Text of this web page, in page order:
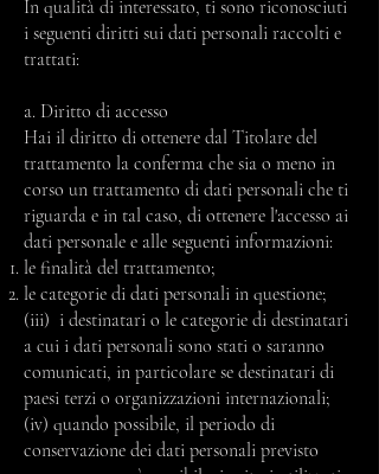
In qualità di interessato, ti sono riconosciuti
i seguenti diritti sui dati personali raccolti e
trattati:
a. Diritto di accesso
Hai il diritto di ottenere dal Titolare del
trattamento la conferma che sia o meno in
corso un trattamento di dati personali che ti
riguarda e in tal caso, di ottenere l'accesso ai
dati personale e alle seguenti informazioni:
le finalità del trattamento;
le categorie di dati personali in questione;
(iii) i destinatari o le categorie di destinatari
a cui i dati personali sono stati o saranno
comunicati, in particolare se destinatari di
paesi terzi o organizzazioni internazionali;
(iv) quando possibile, il periodo di
conservazione dei dati personali previsto